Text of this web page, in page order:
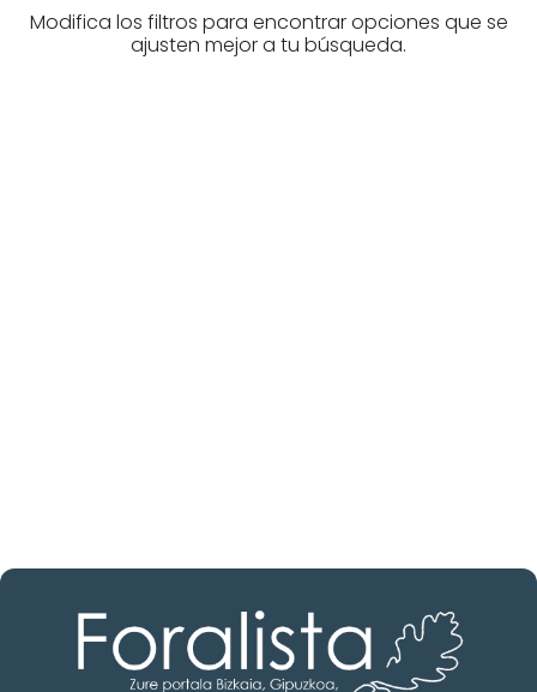
Modifica los filtros para encontrar opciones que se
ajusten mejor a tu búsqueda.